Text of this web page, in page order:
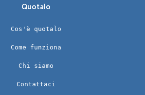
Quotalo
Cos'è quotalo
Come funziona
Chi siamo
Contattaci